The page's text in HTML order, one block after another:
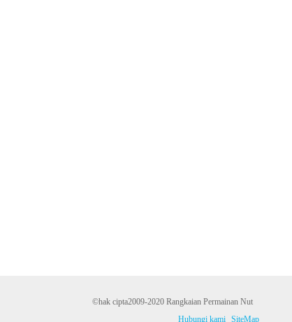
©hak cipta2009-2020 Rangkaian Permainan Nut
Hubungi kami SiteMap